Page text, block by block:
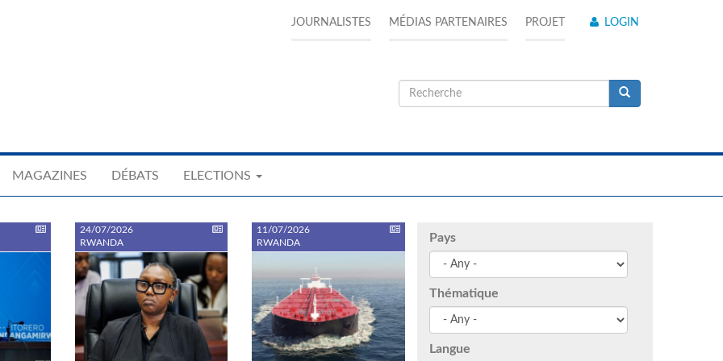
JOURNALISTES MÉDIAS PARTENAIRES PROJET LOGIN
Formulaire
recherche
MAGAZINES DÉBATS ELECTIONS
24/07/2026
RWANDA
11/07/2026
RWANDA
Pays
Thématique
Langue